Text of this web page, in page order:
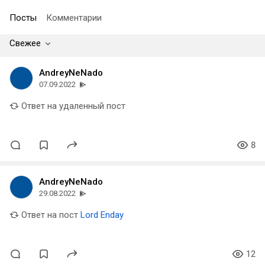
Посты Комментарии
Свежее
AndreyNeNado
07.09.2022
Ответ на удаленный пост
8
AndreyNeNado
29.08.2022
Ответ на пост Lord Enday
12